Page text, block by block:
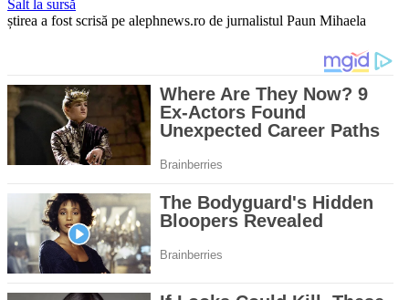
Salt la sursă
știrea a fost scrisă pe alephnews.ro de jurnalistul Paun Mihaela